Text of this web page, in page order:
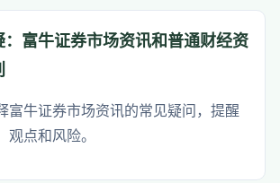
：富牛证券市场资讯和普通财经资
富牛证券市场资讯的常见疑问，提醒
观点和风险。